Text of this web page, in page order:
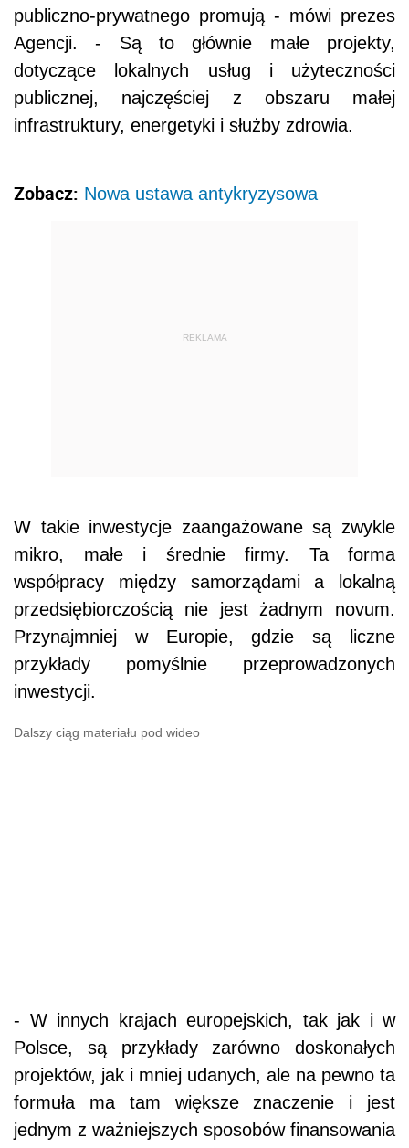
publiczno-prywatnego promują - mówi prezes
Agencji. - Są to głównie małe projekty,
dotyczące lokalnych usług i użyteczności
publicznej, najczęściej z obszaru małej
infrastruktury, energetyki i służby zdrowia.
Zobacz: Nowa ustawa antykryzysowa
REKLAMA
W takie inwestycje zaangażowane są zwykle
mikro, małe i średnie firmy. Ta forma
współpracy między samorządami a lokalną
przedsiębiorczością nie jest żadnym novum.
Przynajmniej w Europie, gdzie są liczne
przykłady pomyślnie przeprowadzonych
inwestycji.
Dalszy ciąg materiału pod wideo
- W innych krajach europejskich, tak jak i w
Polsce, są przykłady zarówno doskonałych
projektów, jak i mniej udanych, ale na pewno ta
formuła ma tam większe znaczenie i jest
jednym z ważniejszych sposobów finansowania